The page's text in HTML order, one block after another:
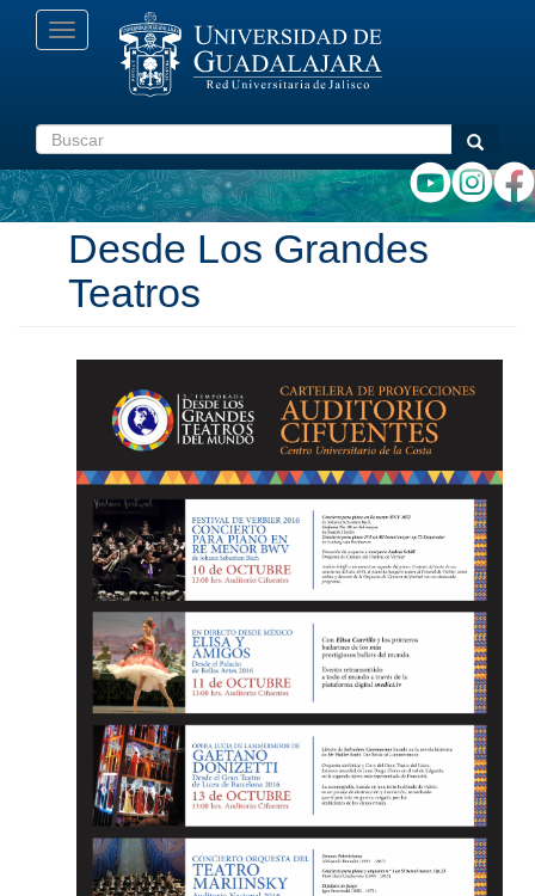
Pasar
Toggle
navigation
Buscar Buscar
Desde Los Grandes
Teatros